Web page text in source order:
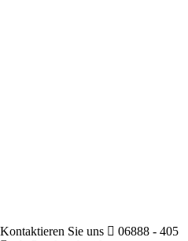
Kontaktieren Sie uns
06888 - 405